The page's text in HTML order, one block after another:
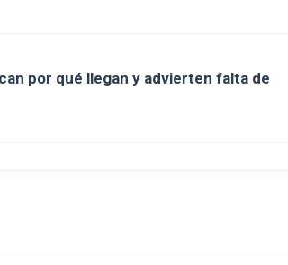
por qué llegan y advierten falta de